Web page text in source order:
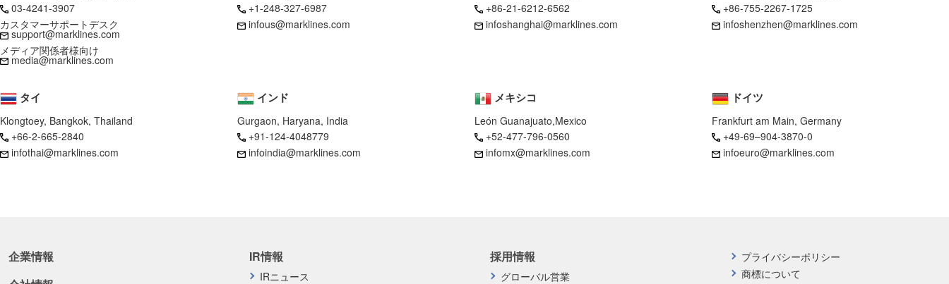
03-4241-3907
カスタマーサポートデスク
support@marklines.com
メディア関係者様向け
media@marklines.com
+1-248-327-6987
infous@marklines.com
メキシコ
León Guanajuato,Mexico
+52-477-796-0560
infomx@marklines.com
ドイツ
Frankfurt am Main, Germany
+49-69–904-3870-0
infoeuro@marklines.com
+86-21-6212-6562
infoshanghai@marklines.com
+86-755-2267-1725
infoshenzhen@marklines.com
タイ
Klongtoey, Bangkok, Thailand
+66-2-665-2840
infothai@marklines.com
インド
Gurgaon, Haryana, India
+91-124-4048779
infoindia@marklines.com
企業情報
プライバシーポリシー
商標について
採用情報
グローバル営業
IR情報
IRニュース